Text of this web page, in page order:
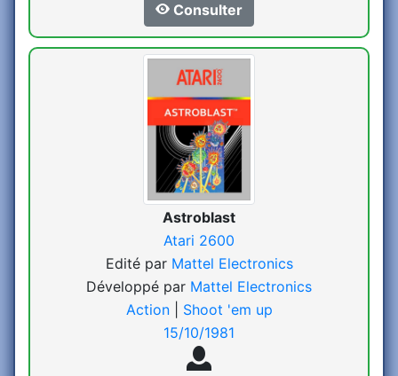
Consulter
Astroblast
Atari 2600
Edité par Mattel Electronics
Développé par Mattel Electronics
Action
Shoot 'em up
15/10/1981